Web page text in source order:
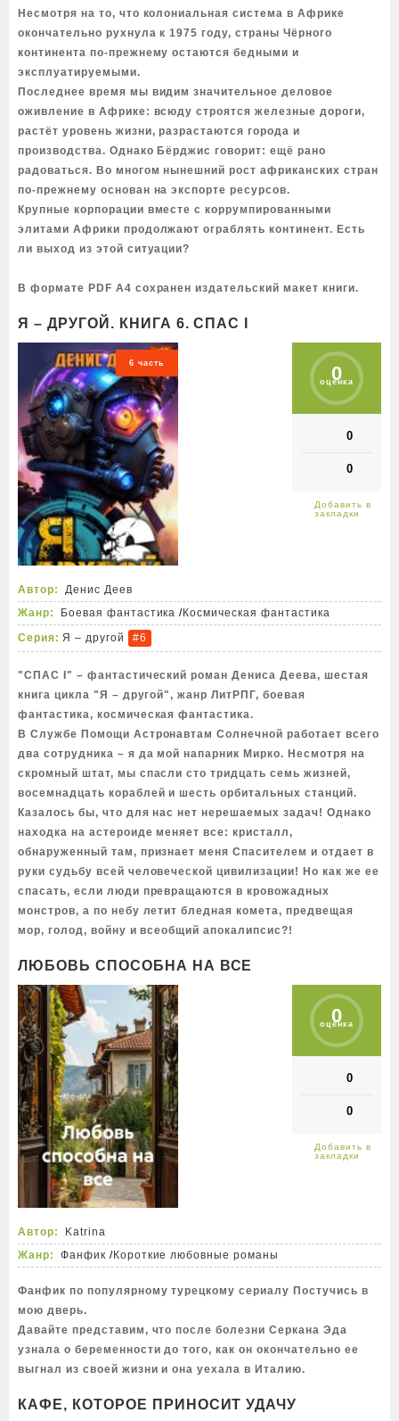
Несмотря на то, что колониальная система в Африке
окончательно рухнула к 1975 году, страны Чёрного
континента по-прежнему остаются бедными и
эксплуатируемыми.
Последнее время мы видим значительное деловое
оживление в Африке: всюду строятся железные дороги,
растёт уровень жизни, разрастаются города и
производства. Однако Бёрджис говорит: ещё рано
радоваться. Во многом нынешний рост африканских стран
по-прежнему основан на экспорте ресурсов.
Крупные корпорации вместе с коррумпированными
элитами Африки продолжают ограблять континент. Есть
ли выход из этой ситуации?
В формате PDF A4 сохранен издательский макет книги.
Я – ДРУГОЙ. КНИГА 6. СПАС I
6 часть 0
оценка
0
0
Автор:
Денис Деев
Жанр:
Боевая фантастика /Космическая фантастика
Серия: Я – другой #6
"СПАС I" – фантастический роман Дениса Деева, шестая
книга цикла "Я – другой", жанр ЛитРПГ, боевая
фантастика, космическая фантастика.
В Службе Помощи Астронавтам Солнечной работает всего
два сотрудника – я да мой напарник Мирко. Несмотря на
скромный штат, мы спасли сто тридцать семь жизней,
восемнадцать кораблей и шесть орбитальных станций.
Казалось бы, что для нас нет нерешаемых задач! Однако
находка на астероиде меняет все: кристалл,
обнаруженный там, признает меня Спасителем и отдает в
руки судьбу всей человеческой цивилизации! Но как же ее
спасать, если люди превращаются в кровожадных
монстров, а по небу летит бледная комета, предвещая
мор, голод, войну и всеобщий апокалипсис?!
ЛЮБОВЬ СПОСОБНА НА ВСЕ
0
оценка
0
0
Автор:
Katrina
Жанр:
Фанфик /Короткие любовные романы
Фанфик по популярному турецкому сериалу Постучись в
мою дверь.
Давайте представим, что после болезни Серкана Эда
узнала о беременности до того, как он окончательно ее
выгнал из своей жизни и она уехала в Италию.
КАФЕ, КОТОРОЕ ПРИНОСИТ УДАЧУ